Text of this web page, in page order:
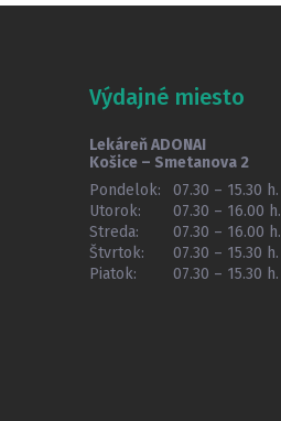
Výdajné miesto
Lekáreň ADONAI
Košice – Smetanova 2
Pondelok:
07.30 – 15.30 h.
Utorok:
07.30 – 16.00 h.
Streda:
07.30 – 16.00 h.
Štvrtok:
07.30 – 15.30 h.
Piatok:
07.30 – 15.30 h.